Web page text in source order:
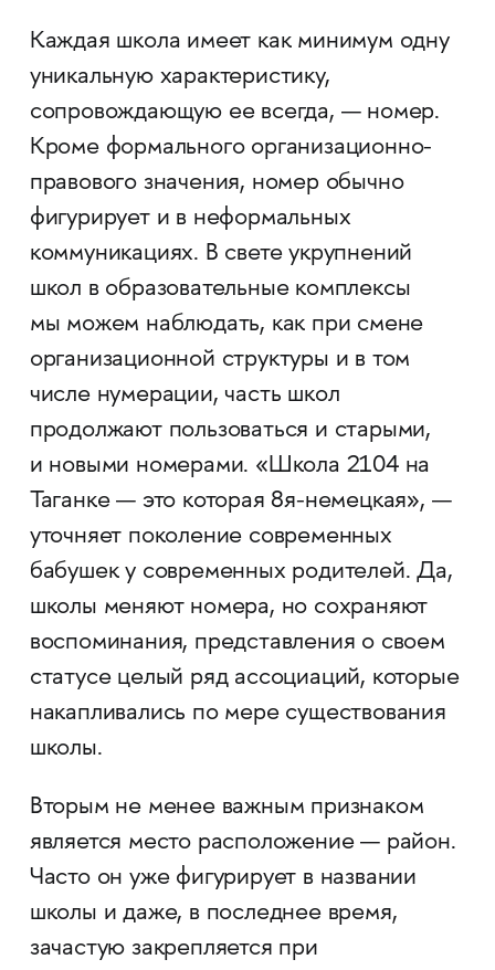
Каждая школа имеет как минимум одну
уникальную характеристику,
сопровождающую ее всегда, — номер.
Кроме формального организационно-
правового значения, номер обычно
фигурирует и в неформальных
коммуникациях. В свете укрупнений
школ в образовательные комплексы
мы можем наблюдать, как при смене
организационной структуры и в том
числе нумерации, часть школ
продолжают пользоваться и старыми,
и новыми номерами. «Школа 2104 на
Таганке — это которая 8я-немецкая», —
уточняет поколение современных
бабушек у современных родителей. Да,
школы меняют номера, но сохраняют
воспоминания, представления о своем
статусе целый ряд ассоциаций, которые
накапливались по мере существования
школы.
Вторым не менее важным признаком
является место расположение — район.
Часто он уже фигурирует в названии
школы и даже, в последнее время,
зачастую закрепляется при